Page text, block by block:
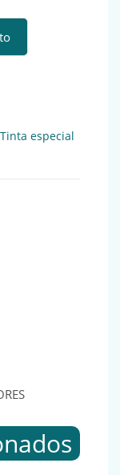
Ref.: 138008
especial